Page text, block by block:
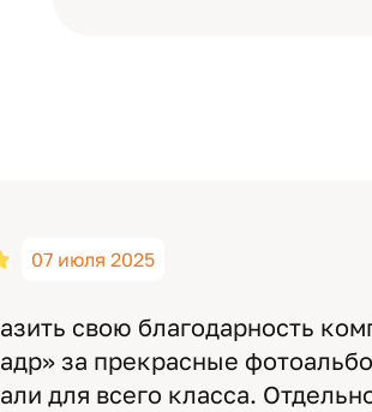
07 июля 2025
свою благодарность
за прекрасные
для всего класса.